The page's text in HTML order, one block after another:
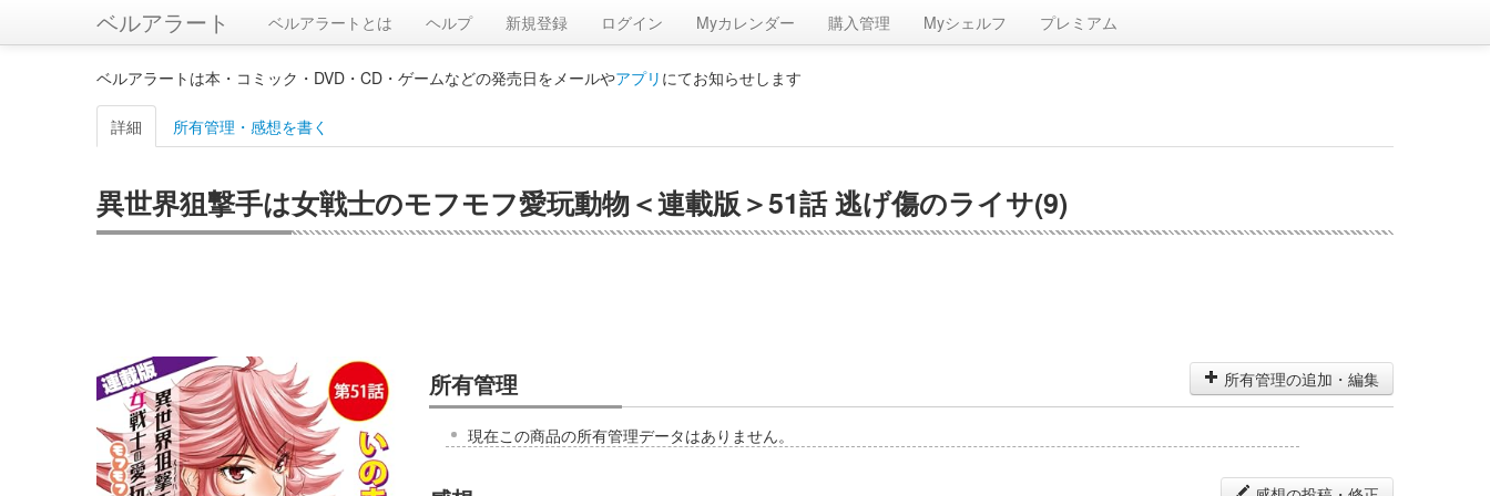
ベルアラート ベルアラートとは ヘルプ 新規登録 ログイン Myカレンダー 購入管理 Myシェルフ プレミアム
ベルアラートは本・コミック・DVD・CD・ゲームなどの発売日をメールやアプリ にてお知らせします
詳細 所有管理・感想を書く
異世界狙撃手は女戦士のモフモフ愛玩動物＜連載版＞51話 逃げ傷のライサ(9)
所有管理 所有管理の追加・編集
現在この商品の所有管理データはありません。